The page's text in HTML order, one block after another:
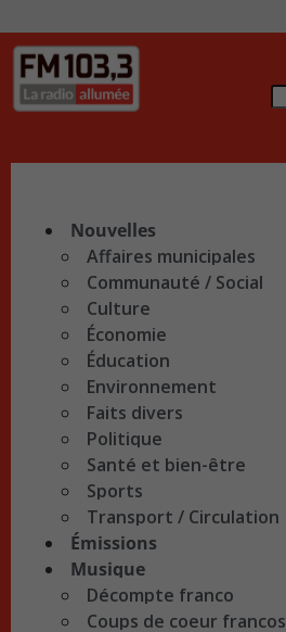
Nouvelles
Affaires municipales
Communauté / Social
Culture
Économie
Éducation
Environnement
Faits divers
Politique
Santé et bien-être
Sports
Transport / Circulation
Émissions
Musique
Décompte franco
Coups de coeur francos